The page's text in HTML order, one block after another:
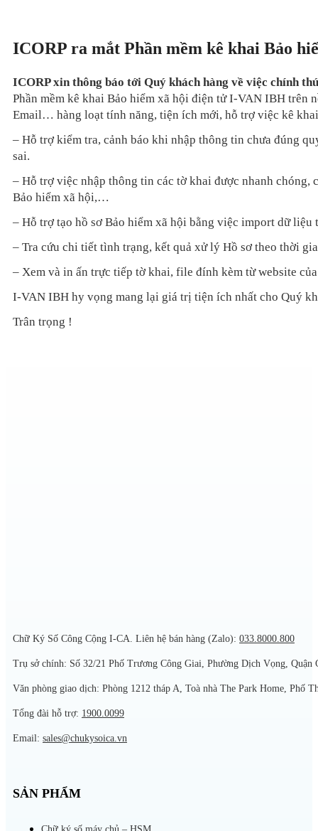
ICORP ra mắt Phần mềm kê khai Bảo
ICORP xin thông báo tới Quý khách hàng về việc chính
Phần mềm kê khai Bảo hiểm xã hội điện tử I-VAN IBH trên
Email… hàng loạt tính năng, tiện ích mới, hỗ trợ việc kê
– Hỗ trợ kiểm tra, cảnh báo khi nhập thông tin chưa đúng
sai.
– Hỗ trợ việc nhập thông tin các tờ khai được nhanh
Bảo hiểm xã hội,…
– Hỗ trợ tạo hồ sơ Bảo hiểm xã hội bằng việc import dữ liệu
– Tra cứu chi tiết tình trạng, kết quả xử lý Hồ sơ theo thời
– Xem và in ấn trực tiếp tờ khai, file đính kèm từ website
I-VAN IBH hy vọng mang lại giá trị tiện ích nhất cho Quý
Trân trọng !
Chữ Ký Số Công Cộng I-CA. Liên hệ bán hàng (Zalo): 033.8000.800
Trụ sở chính: Số 32/21 Phố Trương Công Giai, Phường Dịch Vọng, Quận
Văn phòng giao dịch: Phòng 1212 tháp A, Toà nhà The Park Home, Phố
Tổng đài hỗ trợ: 1900.0099
Email: sales@chukysoica.vn
SẢN PHẨM